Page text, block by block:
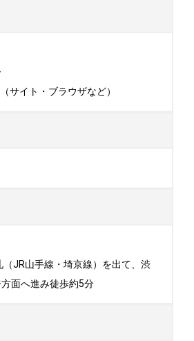
サイト・ブラウザなど）
JR山手線・埼京線）を出て、渋
面へ進み徒歩約5分